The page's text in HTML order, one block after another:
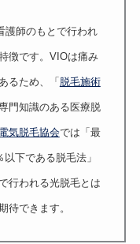
護師のもとで行われ
徴です。VIOは痛み
るため、「 脱毛施術
門知識のある医療脱
気脱毛協会では「最
下である脱毛法」
行われる光脱毛とは
待できます。